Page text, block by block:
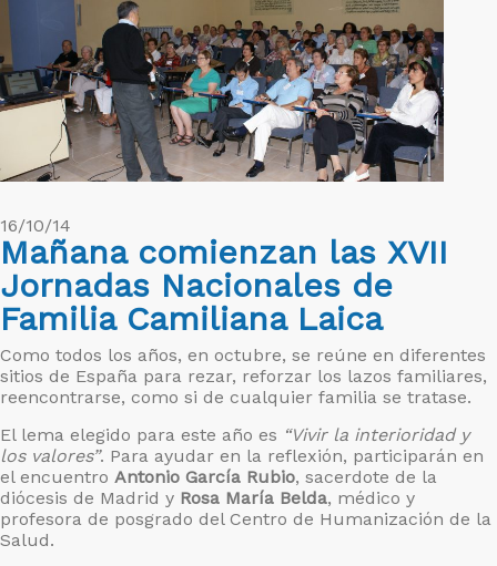
16/10/14
Mañana comienzan las XVII
Jornadas Nacionales de
Familia Camiliana Laica
Como todos los años, en octubre, se reúne en diferentes
sitios de España para rezar, reforzar los lazos familiares,
reencontrarse, como si de cualquier familia se tratase.
El lema elegido para este año es “Vivir la interioridad y
los valores”. Para ayudar en la reflexión, participarán en
el encuentro Antonio García Rubio, sacerdote de la
diócesis de Madrid y Rosa María Belda, médico y
profesora de posgrado del Centro de Humanización de la
Salud.